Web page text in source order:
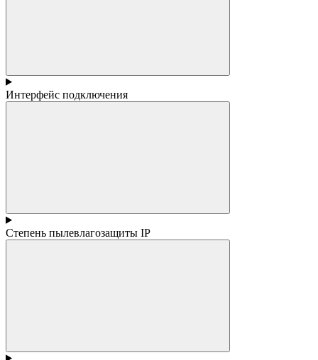
Интерфейс подключения
Степень пылевлагозащиты IP